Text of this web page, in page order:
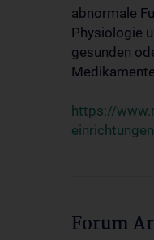
abnormale
Physiologie
gesunden
https://
Forum